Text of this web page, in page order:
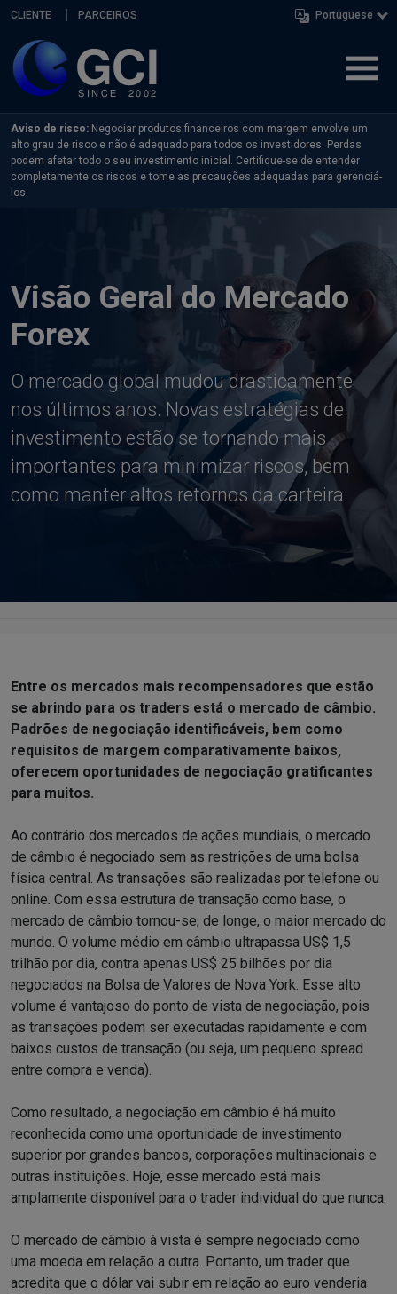
Skip navigation
CLIENTE PARCEIROS Portuguese
Aviso de risco: Negociar produtos financeiros com margem envolve um
alto grau de risco e não é adequado para todos os investidores. Perdas
podem afetar todo o seu investimento inicial. Certifique-se de entender
completamente os riscos e tome as precauções adequadas para gerenciá-
los.
Visão Geral do Mercado
Forex
O mercado global mudou drasticamente
nos últimos anos. Novas estratégias de
investimento estão se tornando mais
importantes para minimizar riscos, bem
como manter altos retornos da carteira.
Entre os mercados mais recompensadores que estão
se abrindo para os traders está o mercado de câmbio.
Padrões de negociação identificáveis, bem como
requisitos de margem comparativamente baixos,
oferecem oportunidades de negociação gratificantes
para muitos.
Ao contrário dos mercados de ações mundiais, o mercado
de câmbio é negociado sem as restrições de uma bolsa
física central. As transações são realizadas por telefone ou
online. Com essa estrutura de transação como base, o
mercado de câmbio tornou-se, de longe, o maior mercado do
mundo. O volume médio em câmbio ultrapassa US$ 1,5
trilhão por dia, contra apenas US$ 25 bilhões por dia
negociados na Bolsa de Valores de Nova York. Esse alto
volume é vantajoso do ponto de vista de negociação, pois
as transações podem ser executadas rapidamente e com
baixos custos de transação (ou seja, um pequeno spread
entre compra e venda).
Como resultado, a negociação em câmbio é há muito
reconhecida como uma oportunidade de investimento
superior por grandes bancos, corporações multinacionais e
outras instituições. Hoje, esse mercado está mais
amplamente disponível para o trader individual do que nunca.
O mercado de câmbio à vista é sempre negociado como
uma moeda em relação a outra. Portanto, um trader que
acredita que o dólar vai subir em relação ao euro venderia